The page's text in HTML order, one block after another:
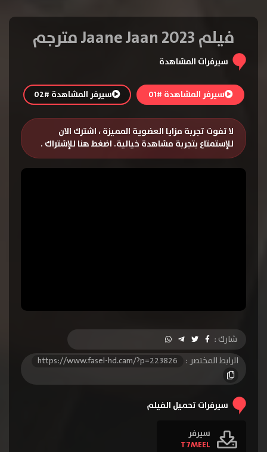
فيلم Jaane Jaan 2023 مترجم
سيرفرات المشاهدة
سيرفر المشاهدة #01 سيرفر المشاهدة #02
لا تفوت تجربة مزايا العضوية المميزة ، اشترك الان
للإستمتاع بتجربة مشاهدة خيالية. اضغط هنا للإشتراك .
شارك :
الرابط المختصر :
https://www.fasel-hd.cam/?p=223826
سيرفرات تحميل الفيلم
سيرفر
T7MEEL